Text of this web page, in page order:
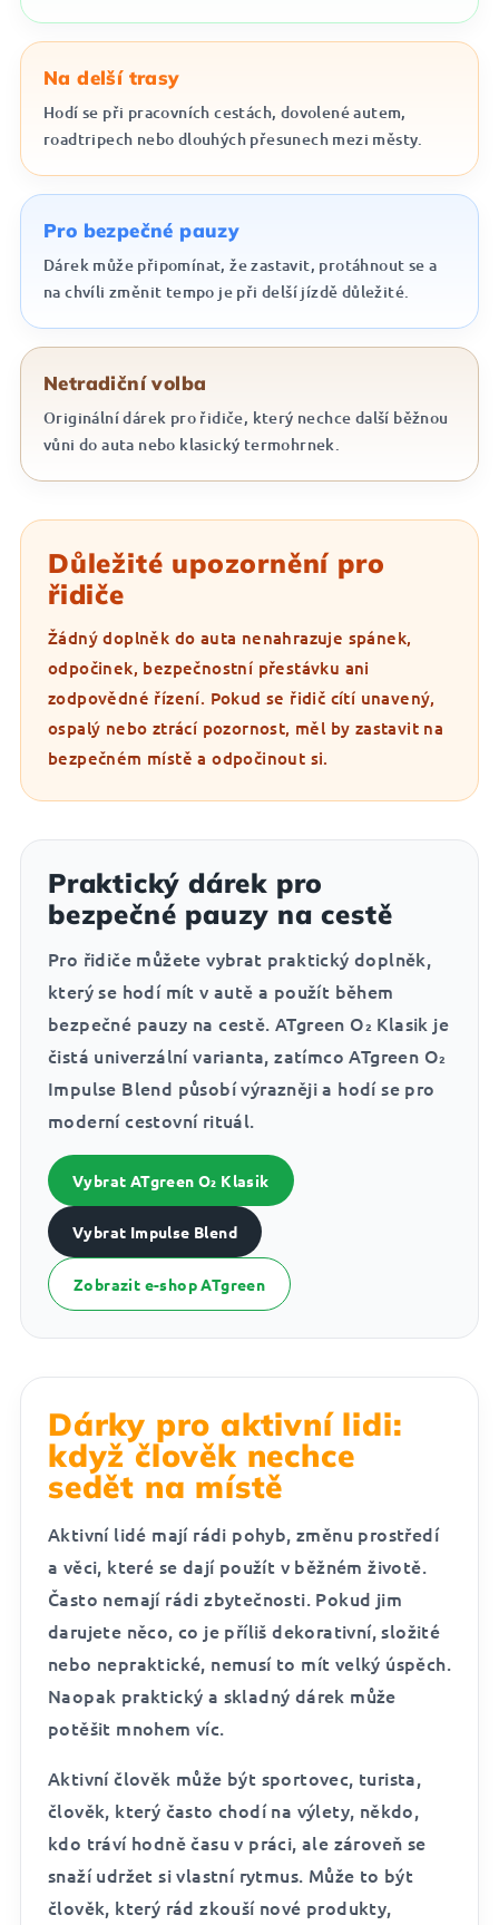
Na delší trasy
Hodí se při pracovních cestách, dovolené autem,
roadtripech nebo dlouhých přesunech mezi městy.
Pro bezpečné pauzy
Dárek může připomínat, že zastavit, protáhnout se a
na chvíli změnit tempo je při delší jízdě důležité.
Netradiční volba
Originální dárek pro řidiče, který nechce další běžnou
vůni do auta nebo klasický termohrnek.
Důležité upozornění pro
řidiče
Žádný doplněk do auta nenahrazuje spánek,
odpočinek, bezpečnostní přestávku ani
zodpovědné řízení. Pokud se řidič cítí unavený,
ospalý nebo ztrácí pozornost, měl by zastavit na
bezpečném místě a odpočinout si.
Praktický dárek pro
bezpečné pauzy na cestě
Pro řidiče můžete vybrat praktický doplněk,
který se hodí mít v autě a použít během
bezpečné pauzy na cestě. ATgreen O₂ Klasik je
čistá univerzální varianta, zatímco ATgreen O₂
Impulse Blend působí výrazněji a hodí se pro
moderní cestovní rituál.
Vybrat ATgreen O₂ Klasik
Vybrat Impulse Blend
Zobrazit e-shop ATgreen
Dárky pro aktivní lidi:
když člověk nechce
sedět na místě
Aktivní lidé mají rádi pohyb, změnu prostředí
a věci, které se dají použít v běžném životě.
Často nemají rádi zbytečnosti. Pokud jim
darujete něco, co je příliš dekorativní, složité
nebo nepraktické, nemusí to mít velký úspěch.
Naopak praktický a skladný dárek může
potěšit mnohem víc.
Aktivní člověk může být sportovec, turista,
člověk, který často chodí na výlety, někdo,
kdo tráví hodně času v práci, ale zároveň se
snaží udržet si vlastní rytmus. Může to být
člověk, který rád zkouší nové produkty,